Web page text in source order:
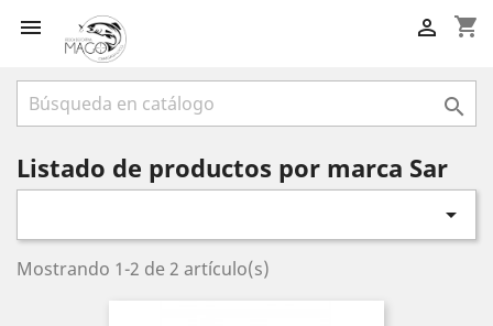
 shopping_cart


Listado de productos por marca Sar

Mostrando 1-2 de 2 artículo(s)